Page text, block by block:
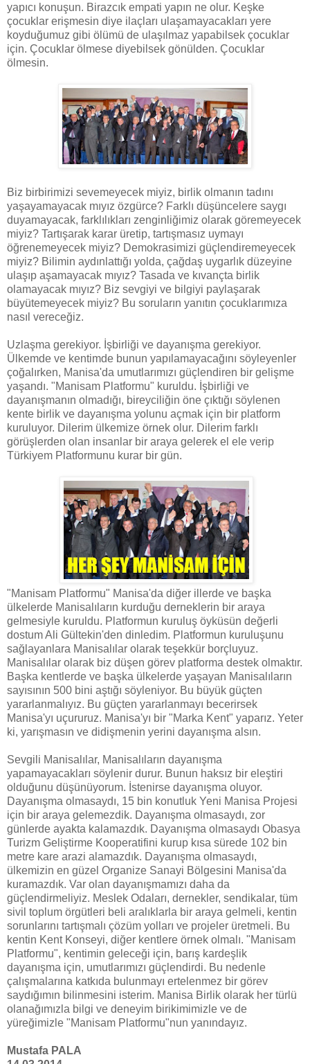
yapıcı konuşun. Birazcık empati yapın ne olur. Keşke
çocuklar erişmesin diye ilaçları ulaşamayacakları yere
koyduğumuz gibi ölümü de ulaşılmaz yapabilsek çocuklar
için. Çocuklar ölmese diyebilsek gönülden. Çocuklar
ölmesin.
Biz birbirimizi sevemeyecek miyiz, birlik olmanın tadını
yaşayamayacak mıyız özgürce? Farklı düşüncelere saygı
duyamayacak, farklılıkları zenginliğimiz olarak göremeyecek
miyiz? Tartışarak karar üretip, tartışmasız uymayı
öğrenemeyecek miyiz? Demokrasimizi güçlendiremeyecek
miyiz? Bilimin aydınlattığı yolda, çağdaş uygarlık düzeyine
ulaşıp aşamayacak mıyız? Tasada ve kıvançta birlik
olamayacak mıyız? Biz sevgiyi ve bilgiyi paylaşarak
büyütemeyecek miyiz? Bu soruların yanıtın çocuklarımıza
nasıl vereceğiz.
Uzlaşma gerekiyor. İşbirliği ve dayanışma gerekiyor.
Ülkemde ve kentimde bunun yapılamayacağını söyleyenler
çoğalırken, Manisa'da umutlarımızı güçlendiren bir gelişme
yaşandı. "Manisam Platformu" kuruldu. İşbirliği ve
dayanışmanın olmadığı, bireyciliğin öne çıktığı söylenen
kente birlik ve dayanışma yolunu açmak için bir platform
kuruluyor. Dilerim ülkemize örnek olur. Dilerim farklı
görüşlerden olan insanlar bir araya gelerek el ele verip
Türkiyem Platformunu kurar bir gün.
"Manisam Platformu" Manisa'da diğer illerde ve başka
ülkelerde Manisalıların kurduğu derneklerin bir araya
gelmesiyle kuruldu. Platformun kuruluş öyküsün değerli
dostum Ali Gültekin'den dinledim. Platformun kuruluşunu
sağlayanlara Manisalılar olarak teşekkür borçluyuz.
Manisalılar olarak biz düşen görev platforma destek olmaktır.
Başka kentlerde ve başka ülkelerde yaşayan Manisalıların
sayısının 500 bini aştığı söyleniyor. Bu büyük güçten
yararlanmalıyız. Bu güçten yararlanmayı becerirsek
Manisa'yı uçururuz. Manisa'yı bir "Marka Kent" yaparız. Yeter
ki, yarışmasın ve didişmenin yerini dayanışma alsın.
Sevgili Manisalılar, Manisalıların dayanışma
yapamayacakları söylenir durur. Bunun haksız bir eleştiri
olduğunu düşünüyorum. İstenirse dayanışma oluyor.
Dayanışma olmasaydı, 15 bin konutluk Yeni Manisa Projesi
için bir araya gelemezdik. Dayanışma olmasaydı, zor
günlerde ayakta kalamazdık. Dayanışma olmasaydı Obasya
Turizm Geliştirme Kooperatifini kurup kısa sürede 102 bin
metre kare arazi alamazdık. Dayanışma olmasaydı,
ülkemizin en güzel Organize Sanayi Bölgesini Manisa'da
kuramazdık. Var olan dayanışmamızı daha da
güçlendirmeliyiz. Meslek Odaları, dernekler, sendikalar, tüm
sivil toplum örgütleri beli aralıklarla bir araya gelmeli, kentin
sorunlarını tartışmalı çözüm yolları ve projeler üretmeli. Bu
kentin Kent Konseyi, diğer kentlere örnek olmalı. "Manisam
Platformu", kentimin geleceği için, barış kardeşlik
dayanışma için, umutlarımızı güçlendirdi. Bu nedenle
çalışmalarına katkıda bulunmayı ertelenmez bir görev
saydığımın bilinmesini isterim. Manisa Birlik olarak her türlü
olanağımızla bilgi ve deneyim birikimimizle ve de
yüreğimizle "Manisam Platformu"nun yanındayız.
Mustafa PALA